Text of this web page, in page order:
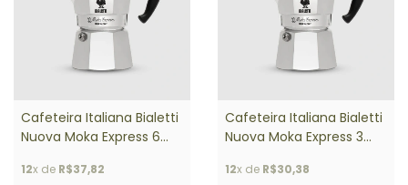
Cafeteira Italiana Bialetti
Nuova Moka Express 6
12x de R$37,82
Cafeteira Italiana Bialetti
Nuova Moka Express 3
12x de R$30,38